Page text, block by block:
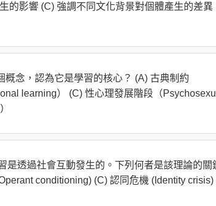
的影響 (C) 強調不同文化背景對個體產生的差異
念，認為它是學習的核心？ (A) 古典制約
learning） (C) 性心理發展階段（
是透過社會互動發生的。下列何者是該理論的關
conditioning) (C) 認同危機 (Identity crisis)